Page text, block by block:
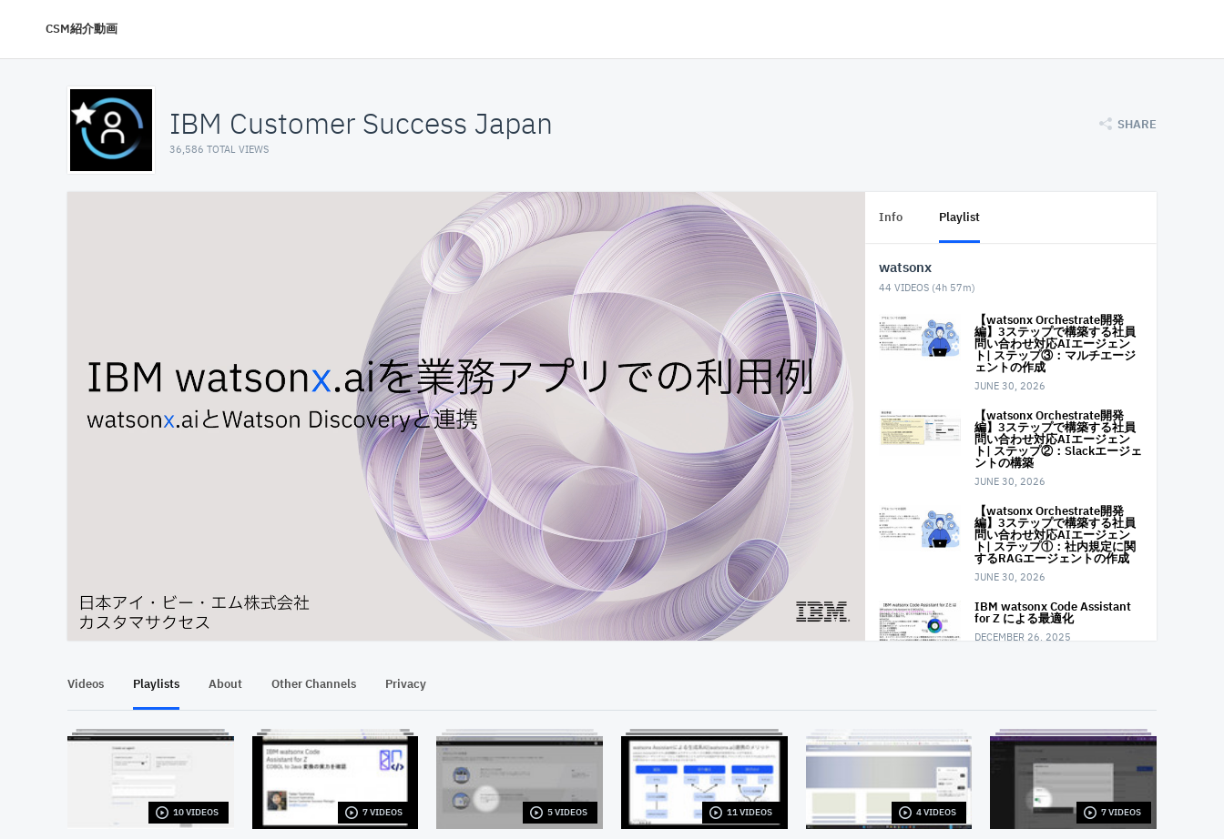
CSM紹介動画
IBM Customer Success Japan
36,586 TOTAL VIEWS
SHARE
At position 00:13
00:13 04:36
Info Playlist
watsonx
44 VIDEOS (4h 57m)
【watsonx Orchestrate開発
編】3ステップで構築する社員
問い合わせ対応AIエージェン
ト| ステップ③：マルチエージ
ェントの作成
JUNE 30, 2026
【watsonx Orchestrate開発
編】3ステップで構築する社員
問い合わせ対応AIエージェン
ト| ステップ②：Slackエージェ
ントの構築
JUNE 30, 2026
【watsonx Orchestrate開発
編】3ステップで構築する社員
問い合わせ対応AIエージェン
ト| ステップ①：社内規定に関
するRAGエージェントの作成
JUNE 30, 2026
IBM watsonx Code Assistant
for Z による最適化
DECEMBER 26, 2025
【watsonx Orchestrate開発
編】4ステップで構築するカス
タマーサポートシステム：ステ
ップ①：DB連携でRAGエージ
ェントを作成
Videos Playlists About Other Channels Privacy
10 VIDEOS 7 VIDEOS 5 VIDEOS 11 VIDEOS 4 VIDEOS 7 VIDEOS